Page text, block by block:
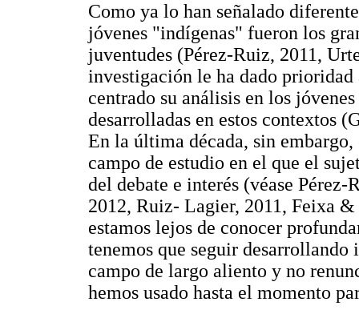
Como ya lo han señalado
jóvenes "indígenas" fueron los
juventudes (Pérez-Ruiz, 2011,
investigación le ha dado
centrado su análisis en los
desarrolladas en estos contextos
En la última década, sin
campo de estudio en el que el
del debate e interés (véase
2012, Ruiz- Lagier, 2011, Feixa
estamos lejos de conocer
tenemos que seguir desarrollando
campo de largo aliento y no
hemos usado hasta el momento